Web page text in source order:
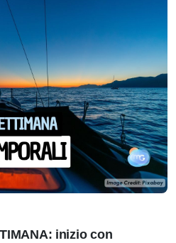
inizio con